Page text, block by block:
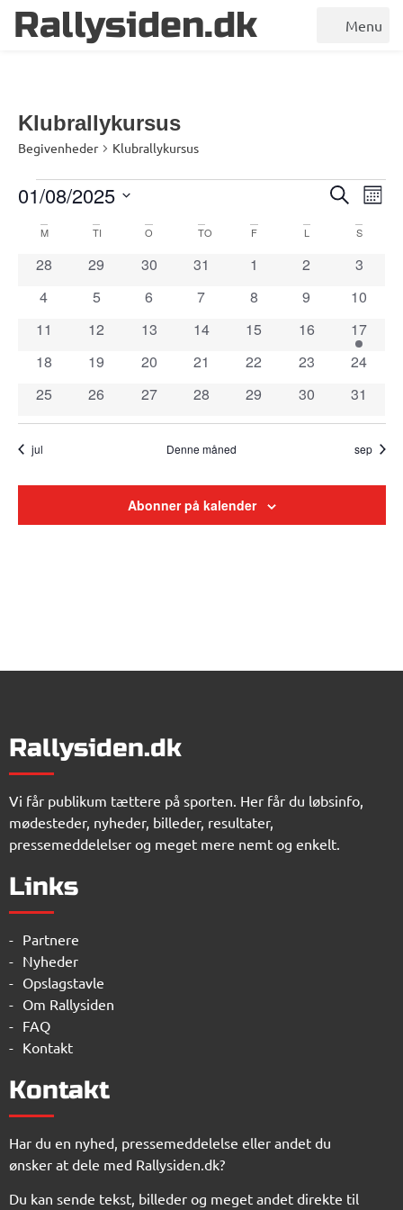
Rallysiden.dk Menu
Klubrallykursus
Begivenheder Klubrallykursus
Begivenheder
og
Søg efter
01/08/2025
dato.
Kalender
af
Begivenheder
MMANDAG TI TIRSDAGO TO TORSDAG
FFREDAG L S
0 begivenheder
28 0 begivenheder
29 0 begivenheder
30 0 begivenheder
31 0 begivenheder
1 0 begivenheder
2 0
3
0 begivenheder
4 0 begivenheder
5 0 begivenheder
6 0 begivenheder
7 0 begivenheder
8 0 begivenheder
9 0
10
0 begivenheder
11 0 begivenheder
12 0 begivenheder
13 0 begivenheder
14 0 begivenheder
15 0 begivenheder
16 1
17
0 begivenheder
18 0 begivenheder
19 0 begivenheder
20 0 begivenheder
21 0 begivenheder
22 0 begivenheder
23 0
24
0 begivenheder
25 0 begivenheder
26 0 begivenheder
27 0 begivenheder
28 0 begivenheder
29 0 begivenheder
30 0
31
jul Denne måned sep
Abonner på kalender
Rallysiden.dk
Vi får publikum tættere på sporten. Her får du løbsinfo,
mødesteder, nyheder, billeder, resultater,
pressemeddelelser og meget mere nemt og enkelt.
Links
Partnere
Nyheder
Opslagstavle
Om Rallysiden
FAQ
Kontakt
Kontakt
Har du en nyhed, pressemeddelelse eller andet du
ønsker at dele med Rallysiden.dk?
Du kan sende tekst, billeder og meget andet direkte til